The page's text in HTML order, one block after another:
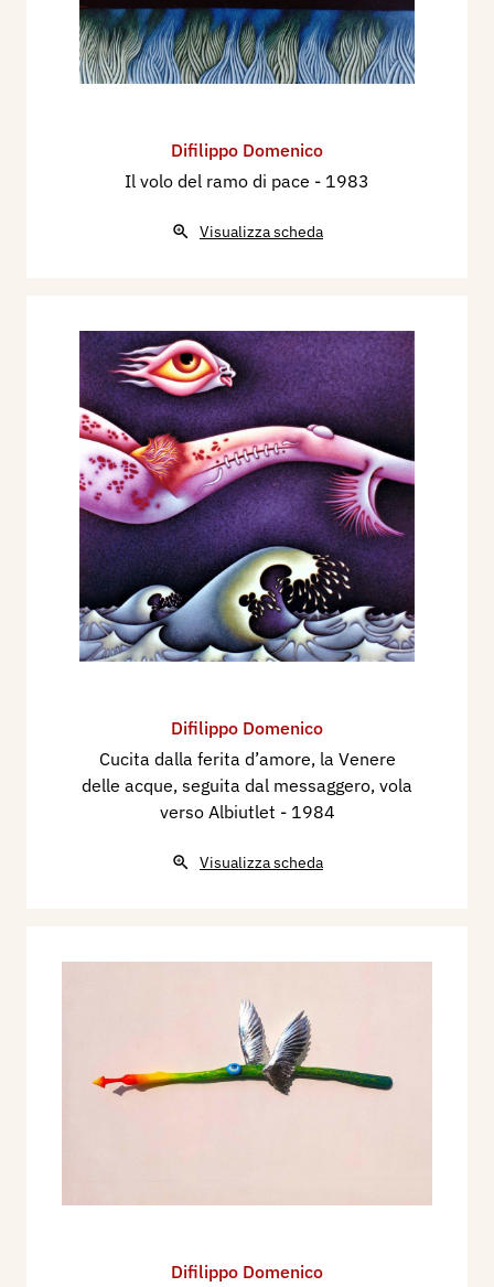
Difilippo Domenico
Il volo del ramo di pace - 1983
Visualizza scheda
Difilippo Domenico
Cucita dalla ferita d’amore, la Venere
delle acque, seguita dal messaggero, vola
verso Albiutlet - 1984
Visualizza scheda
Difilippo Domenico